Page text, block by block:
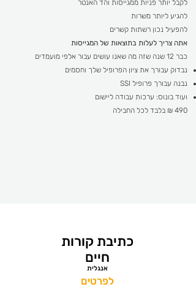
לקבל יותר פניות ממגייסות והד האנטר
להגיע ליותר משרות
להפעיל נכון רשתות קשרים
אתה צריך לעלות בתוצאות של המגייסות
כבר 12 שנה שזה מה שאנו עושים עבור אלפי מועמדים
נבדוק עבורך את ציון הפרופיל שלך וחסמים
נבנה עבורך פרופיל SSI
ועוד בונוס: ערכות עבודה ליישום
490 ₪ בלבד לכל החבילה
כתיבת קורות
חיים
אנגלית
לפרטים